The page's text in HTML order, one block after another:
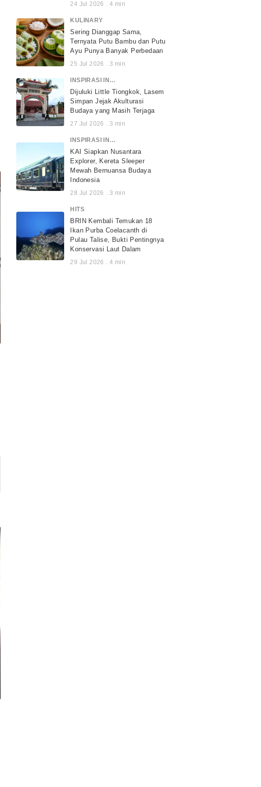
24 Jul 2026 . 4 min
KULINARY
Sering Dianggap Sama,
Ternyata Putu Bambu dan Putu
Ayu Punya Banyak Perbedaan
25 Jul 2026 . 3 min
INSPIRASI INDONESIA
Dijuluki Little Tiongkok, Lasem
Simpan Jejak Akulturasi
Budaya yang Masih Terjaga
27 Jul 2026 . 3 min
INSPIRASI INDONESIA
KAI Siapkan Nusantara
Explorer, Kereta Sleeper
Mewah Bernuansa Budaya
Indonesia
28 Jul 2026 . 3 min
HITS
BRIN Kembali Temukan 18
Ikan Purba Coelacanth di
Pulau Talise, Bukti Pentingnya
Konservasi Laut Dalam
29 Jul 2026 . 4 min